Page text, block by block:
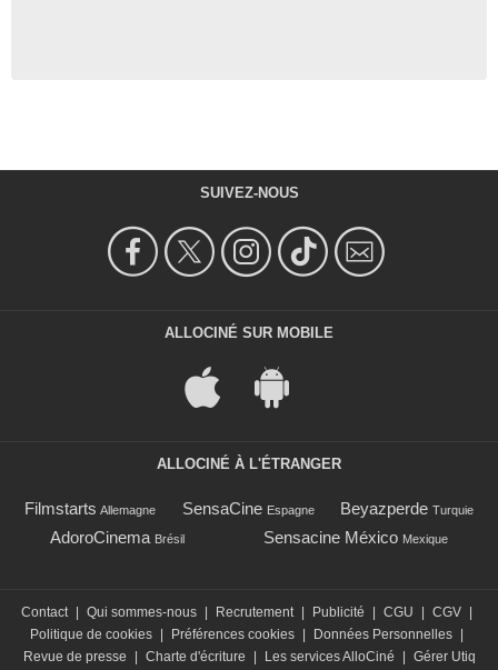
SUIVEZ-NOUS
ALLOCINÉ SUR MOBILE
ALLOCINÉ À L'ÉTRANGER
Filmstarts Allemagne SensaCine Espagne Beyazperde Turquie
AdoroCinema Brésil Sensacine México Mexique
Contact | Qui sommes-nous | Recrutement | Publicité | CGU | CGV |
Politique de cookies | Préférences cookies | Données Personnelles |
Revue de presse
| Charte d'écriture | Les services AlloCiné | Gérer Utiq